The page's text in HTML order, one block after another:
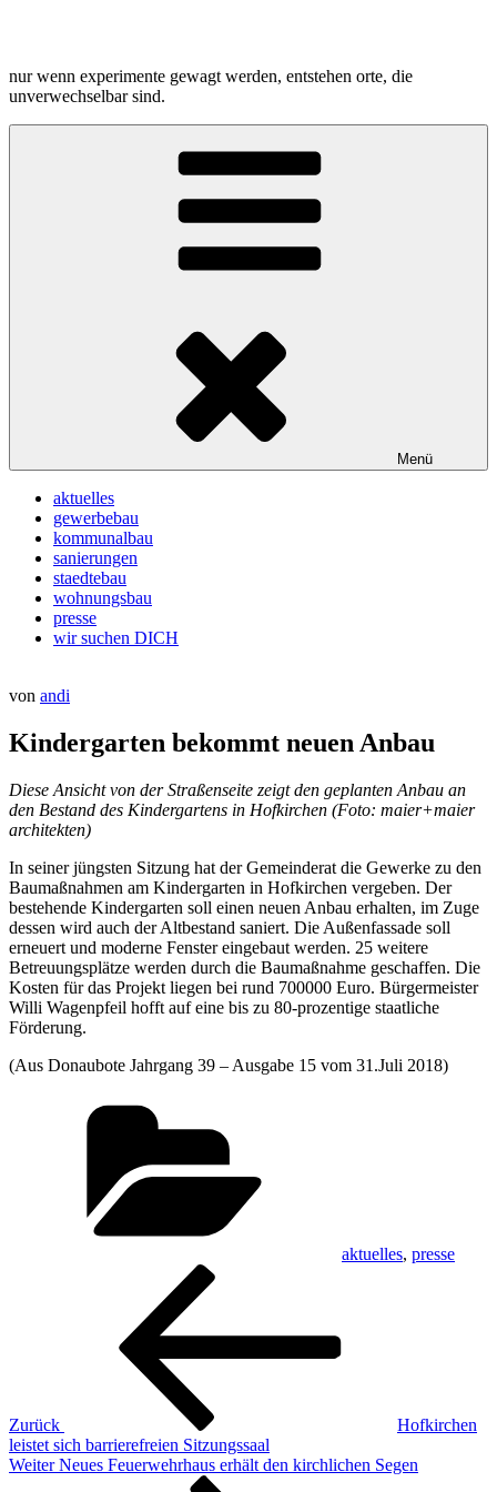
nur wenn experimente gewagt werden, entstehen orte, die
unverwechselbar sind.
Menü
aktuelles
gewerbebau
kommunalbau
sanierungen
staedtebau
wohnungsbau
presse
wir suchen DICH
Veröffentlicht
von andi
Kindergarten bekommt neuen Anbau
Diese Ansicht von der Straßenseite zeigt den geplanten Anbau an
den Bestand des Kindergartens in Hofkirchen (Foto: maier+maier
architekten)
In seiner jüngsten Sitzung hat der Gemeinderat die Gewerke zu den
Baumaßnahmen am Kindergarten in Hofkirchen vergeben. Der
bestehende Kindergarten soll einen neuen Anbau erhalten, im Zuge
dessen wird auch der Altbestand saniert. Die Außenfassade soll
erneuert und moderne Fenster eingebaut werden. 25 weitere
Betreuungsplätze werden durch die Baumaßnahme geschaffen. Die
Kosten für das Projekt liegen bei rund 700000 Euro. Bürgermeister
Willi Wagenpfeil hofft auf eine bis zu 80-prozentige staatliche
Förderung.
(Aus Donaubote Jahrgang 39 – Ausgabe 15 vom 31.Juli 2018)
aktuelles, presse
Beitragsnavigation
Zurück
Hofkirchen
leistet sich barrierefreien Sitzungssaal
Nächster
Weiter Neues Feuerwehrhaus erhält den kirchlichen Segen